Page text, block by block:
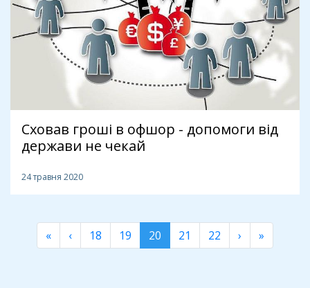
Сховав гроші в офшор - допомоги від
держави не чекай
24 травня 2020
« ‹ 18 19 20 21 22 › »